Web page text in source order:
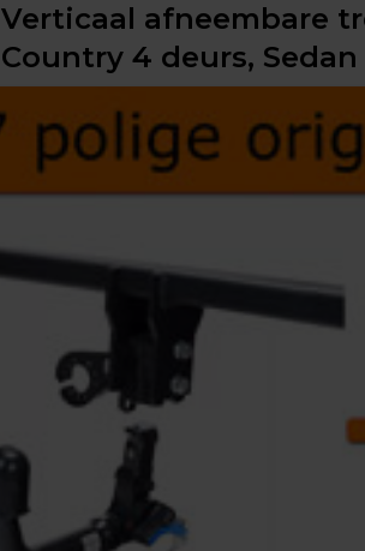
Verticaal afneembare
Country 4 deurs, Sedan